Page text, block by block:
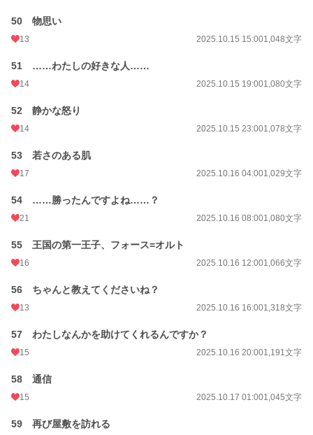
50 物思い
13 2025.10.15 15:001,048文字
51 ……わたしの好きな人……
14 2025.10.15 19:001,080文字
52 静かな怒り
14 2025.10.15 23:001,078文字
53 若さのある肌
17 2025.10.16 04:001,029文字
54 ……勝ったんですよね……？
21 2025.10.16 08:001,080文字
55 王国の第一王子、フォース=オルト
16 2025.10.16 12:001,066文字
56 ちゃんと教えてくださいね？
13 2025.10.16 16:001,318文字
57 わたしなんかを助けてくれるんですか？
15 2025.10.16 20:001,191文字
58 通信
15 2025.10.17 01:001,045文字
59 再び屋敷を訪れる